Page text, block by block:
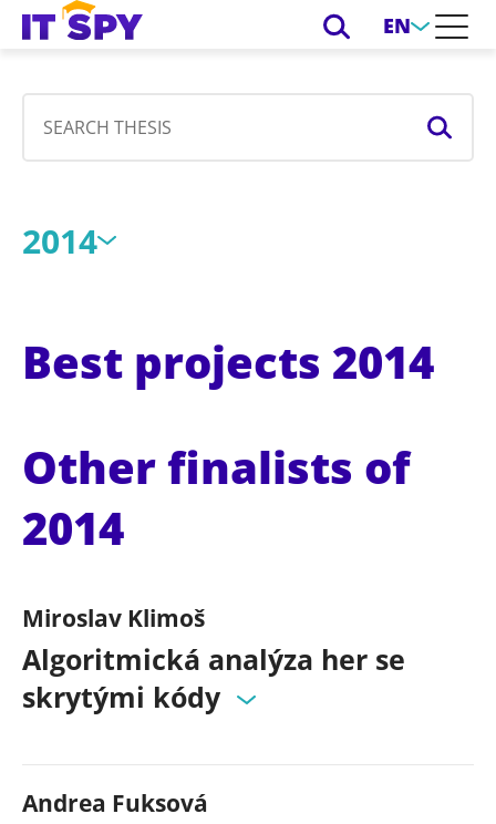
EN
2014
Best projects 2014
Other finalists of
2014
Miroslav Klimoš
Algoritmická analýza her se
skrytými kódy
Andrea Fuksová